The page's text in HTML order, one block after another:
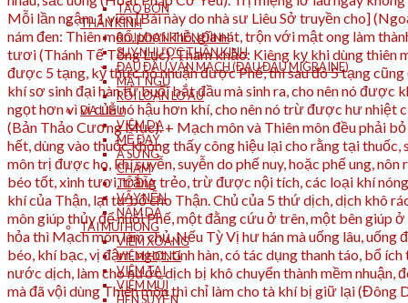
TÁO BÓN
THẦN KINH
RỐI LOẠN TIỀN ĐÌNH
SUY NHƯỢC THẦN KINH
ĐAU ĐẦU VẬN MẠCH (ĐAU ĐẦU MIGRAINE)
MẤT NGỦ
RỐI LOẠN LO ÂU
DA LIỄU
VIÊM DA
MỀ ĐAY
Á SỪNG
CHÀM
TỔ ĐĨA
VẨY NẾN
NẤM DA
TAI MŨI HỌNG
VIÊM XOANG
VIÊM HỌNG
VIÊM TAI
VIÊM MŨI
HEN SUYỄN
Mỗi lần ngậm 1 viên [Bài này do nhà sư Liêu Sở truyền cho]
nám đen: Thiên môn, phơi khô, gĩa nát, trộn với mật ong làm
tươi (Thánh Tế Tổng Lục). Tham khảo: Kiêng kỵ khi dùng thiên
được 5 tạng, kỳ thực nó nhuận được Phế, thì sau đó 5 tạng
khí sơ sinh đại hàn từ buổi bắt đầu mà sinh ra, cho nên nó được
ngọt hơn vì vị của nó hậu hơn khí, cho nên nó trừ được hư nhiệt
(Bản Thảo Cương Mục). + Mạch môn và Thiên môn đều phải
hết, dùng vào thuốc không thấy công hiệu lại cho rằng tại
môn trị được ho, khí suyễn, suyễn do phế nuy, hoặc phế ung,
béo tốt, xinh tươi, trắng trẻo, trừ được nội tích, các loại khí
khí của Thận, lại tư bổ cho Thận. Chủ của 5 thứ dịch, dịch khô
môn giúp thủy để nuôi Phế, một đằng cứu ở trên, một bên giúp
hỏa thì Mạch môn làm chủ. Nếu Tỳ Vị hư hán mà uống lâu,
béo, khí bạc, vị đậm, ngọt, tính hàn, có tác dụng thanh táo, bổ
nước dịch, làm cho nước dịch bị khô chuyển thành mềm nhuận,
mà đã vội dùng Thiên môn thì chỉ làm cho tà khí bị giữ lại (Đông